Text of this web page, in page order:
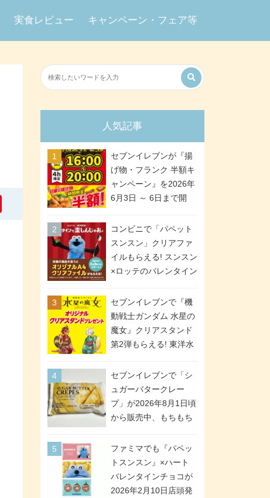
実食レビュー キャンペーン・フェア等
人気記事
セブンイレブンが『揚
げ物・フランク 半額キ
ャンペーン』を2026年
6月3日 ～ 6日まで開
などが「揚げ物スーパ
ーセール」でお得に! 各
日16:00 ～ 20:00の4時
間限定で実施。ななチ
メリカンドッグが税抜
き69円!
コンビニで「パペット
スンスン」クリアファ
イルもらえる! スンスン
×ロッテのバレンタイン
スタート。セブン、フ
ァミマ、ローソンの3社
で異なるデザイン＆対
象商品
セブンイレブンで『機
動戦士ガンダム 水星の
魔女』クリアスタンド
第2弾もらえる! 東洋水
ペーンが2026年5月26
日スタート。浴衣＆た
ぬき・キツネ姿のスレ
ッタ / ミオリネ / グエ
号・5号) / シャディク
ドになって登場!
セブンイレブンで「シ
ュガーバタークレー
プ」が2026年8月1日頃
から販売中、もちもち
シュガー＆バターをレ
ンジアップで手軽に楽
しめる冷凍食品。2個入
り
ファミマでも『パペッ
トスンスン』×ハート
バレンタインチョコが
2026年2月10日店頭発